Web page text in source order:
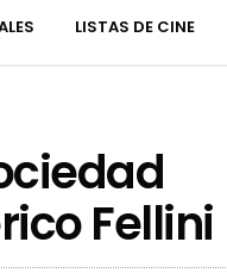
LISTAS DE CINE
Fellini